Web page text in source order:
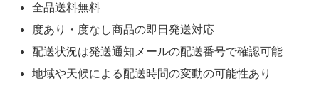
全品送料無料
度あり・度なし商品の即日発送対応
配送状況は発送通知メールの配送番号で確認可能
地域や天候による配送時間の変動の可能性あり